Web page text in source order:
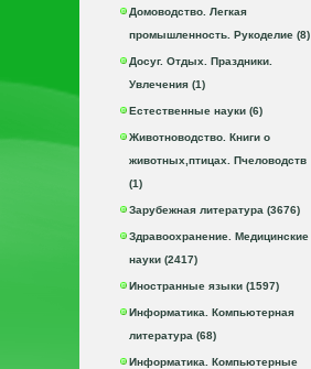
Домоводство. Легкая
промышленность. Рукоделие (8)
Досуг. Отдых. Праздники.
Увлечения (1)
Естественные науки (6)
Животноводство. Книги о
животных,птицах. Пчеловодств
(1)
Зарубежная литература (3676)
Здравоохранение. Медицинские
науки (2417)
Иностранные языки (1597)
Информатика. Компьютерная
литература (68)
Информатика. Компьютерные